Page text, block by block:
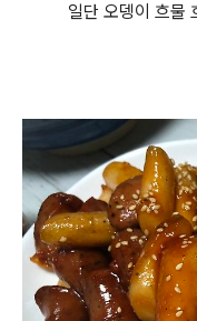
일단 오뎅이 흐물